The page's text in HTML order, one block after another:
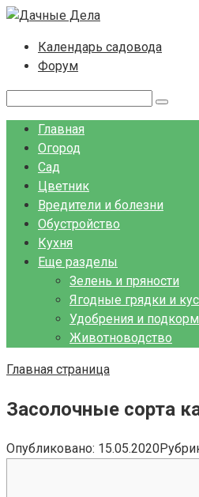
Перейти
контентуКалендарь садовода
Форум
Главная
Огород
Сад
Цветник
Вредители и болезни
Обустройство
Кухня
Еще разделы
Зелень и пряности
Ягодные грядки и
Удобрения и
Животноводство
Главная страница
Засолочные сорта
Опубликовано: 15.05.2020